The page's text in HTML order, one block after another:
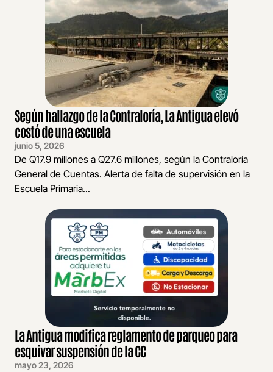
Según hallazgo de la Contraloría, La Antigua elevó
costó de una escuela
junio 5, 2026
De Q17.9 millones a Q27.6 millones, según la Contraloría
General de Cuentas. Alerta de falta de supervisión en la
Escuela Primaria...
La Antigua modifica reglamento de parqueo para
esquivar suspensión de la CC
mayo 23, 2026